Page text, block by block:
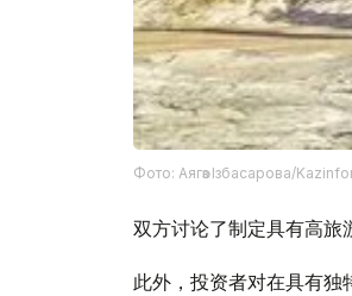
Фото: Аягөз Ізбасарова/
双方讨论了制定具有高旅
此外，投资者对在具有